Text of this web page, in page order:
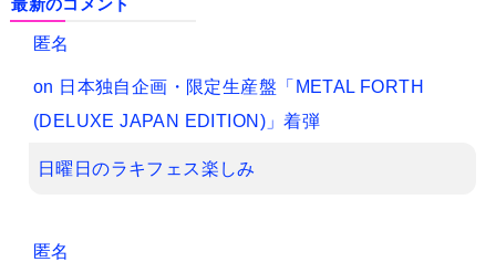
匿名
on 日本独自企画・限定生産盤「METAL FORTH
(DELUXE JAPAN EDITION)」着弾
日曜日のラキフェス楽しみ
匿名